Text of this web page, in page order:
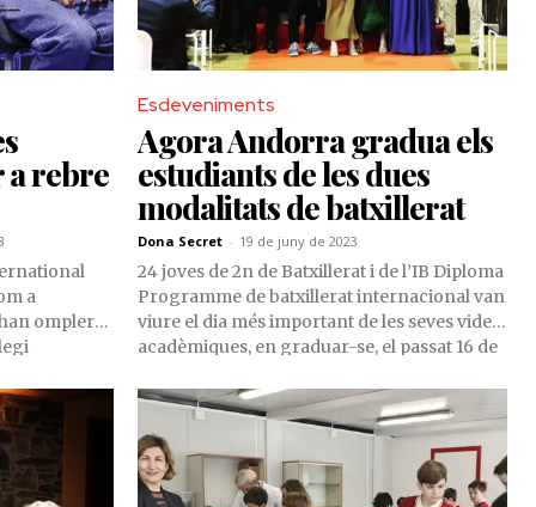
a rebre
a
omplert
pionera en
Esdeveniments
Agora Andorra gradua els
estudiants de les dues
modalitats de batxillerat
Dona Secret - 19 de juny de 2023
24 joves de 2n de Batxillerat i de l’IB Diploma
Programme de batxillerat internacional van
viure el dia més important de les seves vides
acadèmiques, en graduar-se, el passat 16 de
Andorra.